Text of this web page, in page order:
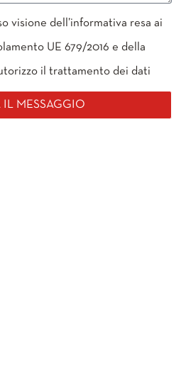
visione dell’informativa resa ai
UE 679/2016 e della
il trattamento dei dati
IL MESSAGGIO